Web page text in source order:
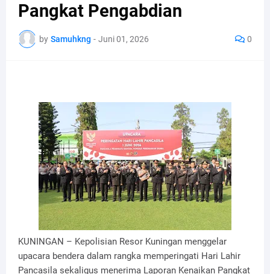
Pangkat Pengabdian
by Samuhkng - Juni 01, 2026 0
KUNINGAN – Kepolisian Resor Kuningan menggelar
upacara bendera dalam rangka memperingati Hari Lahir
Pancasila sekaligus menerima Laporan Kenaikan Pangkat